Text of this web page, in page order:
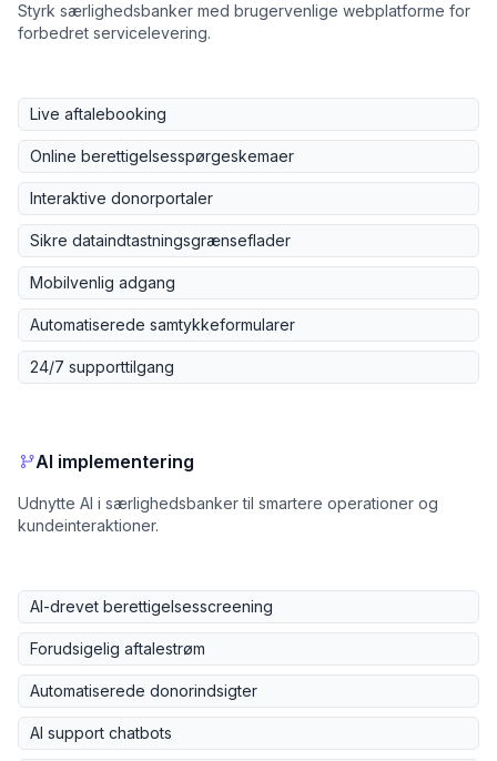
Styrk særlighedsbanker med brugervenlige webplatforme for
forbedret servicelevering.
Live aftalebooking
Online berettigelsesspørgeskemaer
Interaktive donorportaler
Sikre dataindtastningsgrænseflader
Mobilvenlig adgang
Automatiserede samtykkeformularer
24/7 supporttilgang
AI implementering
Udnytte AI i særlighedsbanker til smartere operationer og
kundeinteraktioner.
AI-drevet berettigelsesscreening
Forudsigelig aftalestrøm
Automatiserede donorindsigter
AI support chatbots